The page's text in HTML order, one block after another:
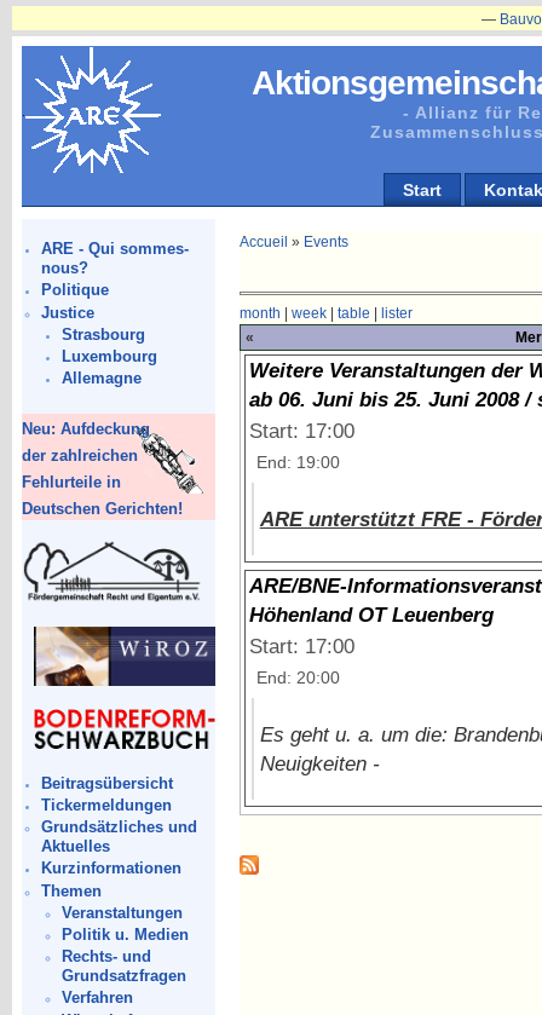
- Allianz für
Start
ARE - Qui sommes-
nous?
Politique
Justice
Strasbourg
Luxembourg
Allemagne
Neu: Aufdeckung
der zahlreichen
Fehlurteile in
Deutschen Gerichten!
Beitragsübersicht
Tickermeldungen
Grundsätzliches und
Aktuelles
Kurzinformationen
Themen
Veranstaltungen
Politik u. Medien
Rechts- und
Grundsatzfragen
Verfahren
Accueil » Events
month week| table
lister
«
Weitere Veranstaltungen der
ab 06. Juni bis 25. Juni 2008 /
Start: 17:00
End: 19:00
ARE unterstützt FRE -
ARE/BNE-
Höhenland OT Leuenberg
Start: 17:00
End: 20:00
Es geht u. a. um die:
Neuigkeiten -